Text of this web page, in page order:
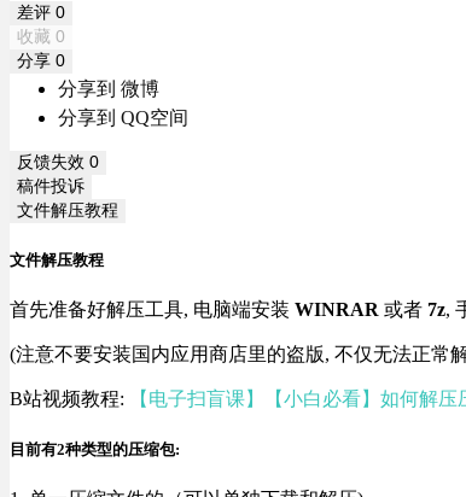
差评 0
收藏 0
分享 0
分享到 微博
分享到 QQ空间
反馈失效 0
稿件投诉
文件解压教程
文件解压教程
首先准备好解压工具, 电脑端安装 WINRAR 或者 7z,
(注意不要安装国内应用商店里的盗版, 不仅无法正常
B站视频教程: 【电子扫盲课】【小白必看】如何解压
目前有2种类型的压缩包: